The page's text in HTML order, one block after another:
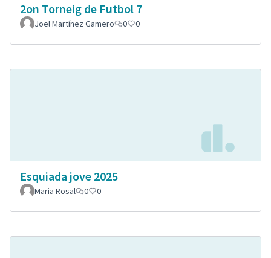
2on Torneig de Futbol 7
Joel Martínez Gamero 0 0
Esquiada jove 2025
Maria Rosal 0 0